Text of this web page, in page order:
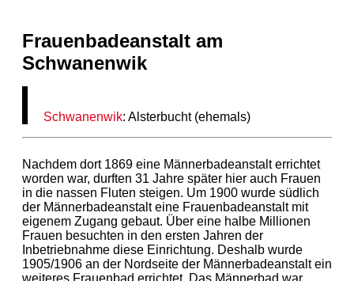
Frauenbadeanstalt am
Schwanenwik
Schwanenwik: Alsterbucht (ehemals)
Nachdem dort 1869 eine Männerbadeanstalt errichtet
worden war, durften 31 Jahre später hier auch Frauen
in die nassen Fluten steigen. Um 1900 wurde südlich
der Männerbadeanstalt eine Frauenbadeanstalt mit
eigenem Zugang gebaut. Über eine halbe Millionen
Frauen besuchten in den ersten Jahren der
Inbetriebnahme diese Einrichtung. Deshalb wurde
1905/1906 an der Nordseite der Männerbadeanstalt ein
weiteres Frauenbad errichtet. Das Männerbad war